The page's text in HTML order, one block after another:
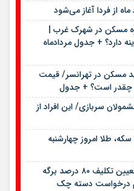
ماه از فردا آغاز می‌شود
مسکن در شهرک غرب |
دارد؟ + جدول مردادماه
مسکن در تهرانسر/ قیمت
چقدر است؟ + جدول
سربازی/ این افراد از
طلا امروز چهارشنبه
محاسبه جداگانه تعیین تکلیف ۸۰ درصد برگه
درخواست دسته چک